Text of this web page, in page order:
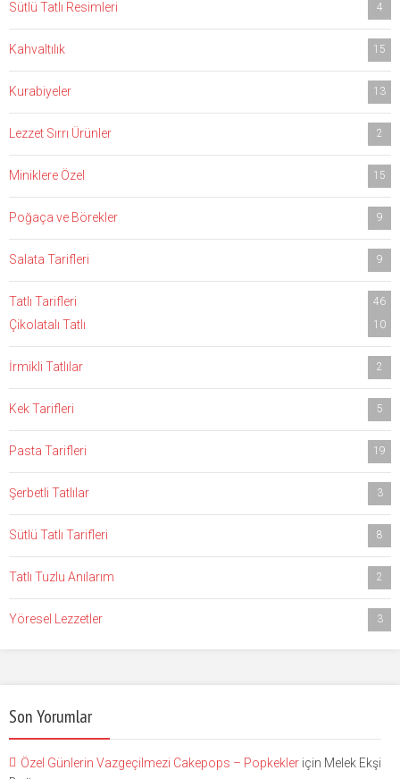
Sütlü Tatlı Resimleri 4
Kahvaltılık 15
Kurabiyeler 13
Lezzet Sırrı Ürünler 2
Miniklere Özel 15
Poğaça ve Börekler 9
Salata Tarifleri 9
Tatlı Tarifleri 46
Çikolatalı Tatlı 10
İrmikli Tatlılar 2
Kek Tarifleri 5
Pasta Tarifleri 19
Şerbetli Tatlılar 3
Sütlü Tatlı Tarifleri 8
Tatlı Tuzlu Anılarım 2
Yöresel Lezzetler 3
Son Yorumlar
Özel Günlerin Vazgeçilmezi Cakepops – Popkekler için Melek Ekşi